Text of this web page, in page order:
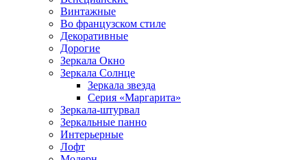
Винтажные
Во французском стиле
Декоративные
Дорогие
Зеркала Окно
Зеркала Солнце
Зеркала звезда
Серия «Маргарита»
Зеркала-штурвал
Зеркальные панно
Интерьерные
Лофт